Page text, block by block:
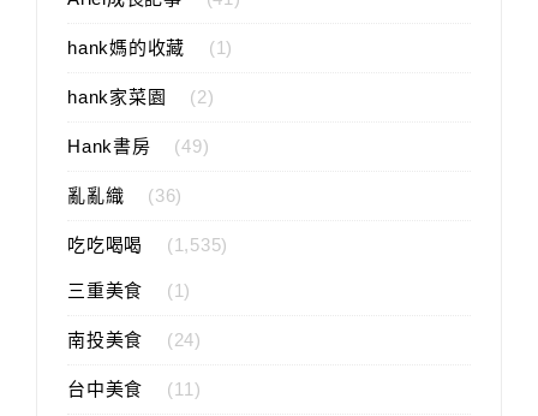
hank媽的收藏 (1)
hank家菜園 (2)
Hank書房 (49)
亂亂織 (36)
吃吃喝喝 (1,535)
三重美食 (1)
南投美食 (24)
台中美食 (11)